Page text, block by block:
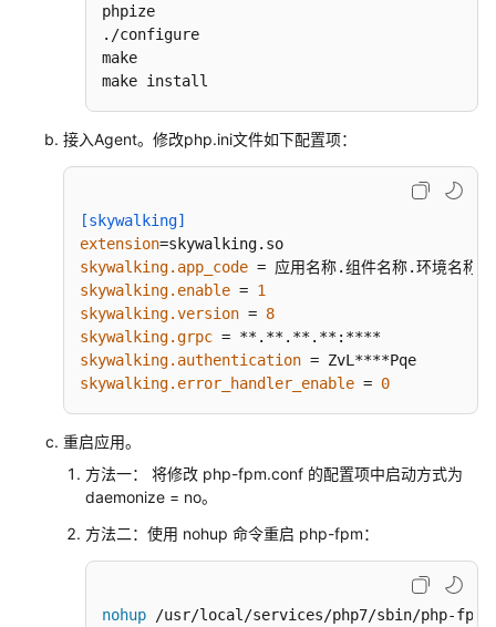
指
标
控
增
强
型
方
式
接
入
APM
实
现
标
监
phpize
./configure
make
make install
接入Agent。修改php.ini文件如下配置项：
[skywalking]
extension
skywalking.app_code
skywalking.enable = 1
skywalking.version = 8
skywalking.grpc
skywalking.authentication
skywalking.error_handler_enable = 0
重启应用。
方法一： 将修改 php-fpm.conf 的配置项中启动方式为
daemonize = no。
方法二：使用 nohup 命令重启 php-fpm：
nohup /usr/local/services/php7/sbin/php-fpm